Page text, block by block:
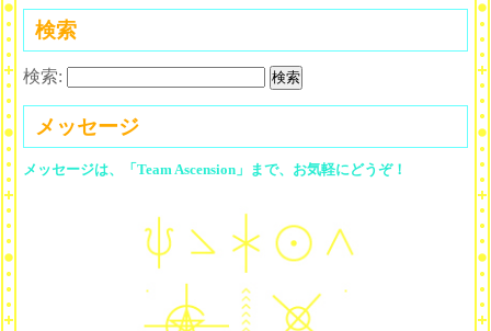
検索
検索:
メッセージ
メッセージは、「Team Ascension」まで、お気軽にどうぞ！